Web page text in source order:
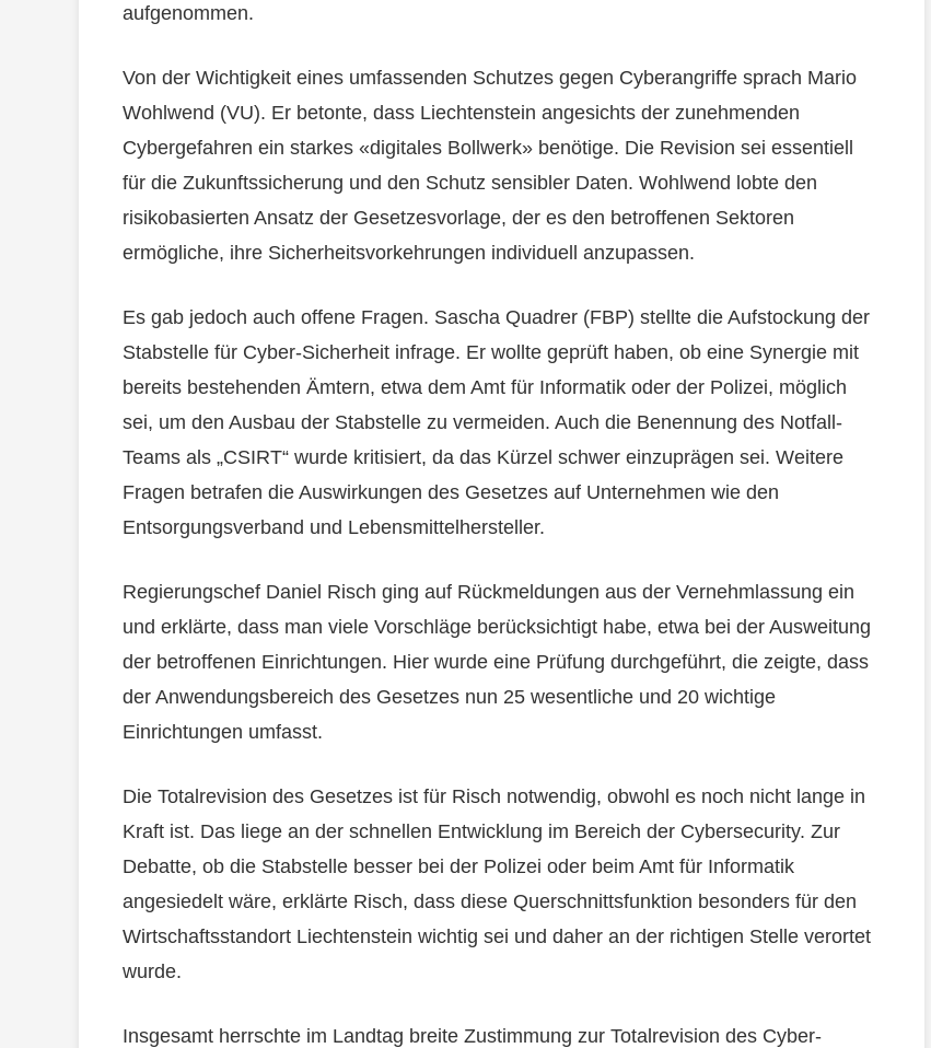
aufgenommen.
Von der Wichtigkeit eines umfassenden Schutzes gegen Cyberangriffe sprach Mario
Wohlwend (VU). Er betonte, dass Liechtenstein angesichts der zunehmenden
Cybergefahren ein starkes «digitales Bollwerk» benötige. Die Revision sei essentiell
für die Zukunftssicherung und den Schutz sensibler Daten. Wohlwend lobte den
risikobasierten Ansatz der Gesetzesvorlage, der es den betroffenen Sektoren
ermögliche, ihre Sicherheitsvorkehrungen individuell anzupassen.
Es gab jedoch auch offene Fragen. Sascha Quadrer (FBP) stellte die Aufstockung der
Stabstelle für Cyber-Sicherheit infrage. Er wollte geprüft haben, ob eine Synergie mit
bereits bestehenden Ämtern, etwa dem Amt für Informatik oder der Polizei, möglich
sei, um den Ausbau der Stabstelle zu vermeiden. Auch die Benennung des Notfall-
Teams als „CSIRT“ wurde kritisiert, da das Kürzel schwer einzuprägen sei. Weitere
Fragen betrafen die Auswirkungen des Gesetzes auf Unternehmen wie den
Entsorgungsverband und Lebensmittelhersteller.
Regierungschef Daniel Risch ging auf Rückmeldungen aus der Vernehmlassung ein
und erklärte, dass man viele Vorschläge berücksichtigt habe, etwa bei der Ausweitung
der betroffenen Einrichtungen. Hier wurde eine Prüfung durchgeführt, die zeigte, dass
der Anwendungsbereich des Gesetzes nun 25 wesentliche und 20 wichtige
Einrichtungen umfasst.
Die Totalrevision des Gesetzes ist für Risch notwendig, obwohl es noch nicht lange in
Kraft ist. Das liege an der schnellen Entwicklung im Bereich der Cybersecurity. Zur
Debatte, ob die Stabstelle besser bei der Polizei oder beim Amt für Informatik
angesiedelt wäre, erklärte Risch, dass diese Querschnittsfunktion besonders für den
Wirtschaftsstandort Liechtenstein wichtig sei und daher an der richtigen Stelle verortet
wurde.
Insgesamt herrschte im Landtag breite Zustimmung zur Totalrevision des Cyber-